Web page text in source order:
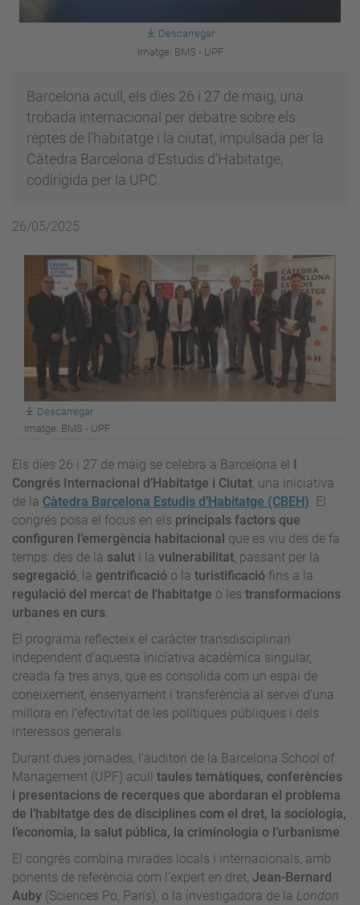
Descarregar
Imatge: BMS - UPF
Barcelona acull, els dies 26 i 27 de maig, una
trobada internacional per debatre sobre els
reptes de l’habitatge i la ciutat, impulsada per la
Càtedra Barcelona d’Estudis d’Habitatge,
codirigida per la UPC.
26/05/2025
Descarregar
Imatge: BMS - UPF
Els dies 26 i 27 de maig se celebra a Barcelona el I
Congrés Internacional d’Habitatge i Ciutat, una iniciativa
de la Càtedra Barcelona Estudis d’Habitatge (CBEH). El
congrés posa el focus en els principals factors que
configuren l’emergència habitacional que es viu des de fa
temps: des de la salut i la vulnerabilitat, passant per la
segregació, la gentrificació o la turistificació fins a la
regulació del mercat de l'habitatge o les transformacions
urbanes en curs.
El programa reflecteix el caràcter transdisciplinari
independent d’aquesta iniciativa acadèmica singular,
creada fa tres anys, que es consolida com un espai de
coneixement, ensenyament i transferència al servei d’una
millora en l’efectivitat de les polítiques públiques i dels
interessos generals.
Durant dues jornades, l’auditori de la Barcelona School of
Management (UPF) acull taules temàtiques, conferències
i presentacions de recerques que abordaran el problema
de l’habitatge des de disciplines com el dret, la sociologia,
l’economia, la salut pública, la criminologia o l’urbanisme.
El congrés combina mirades locals i internacionals, amb
ponents de referència com l’expert en dret, Jean-Bernard
Auby (Sciences Po, París), o la investigadora de la London